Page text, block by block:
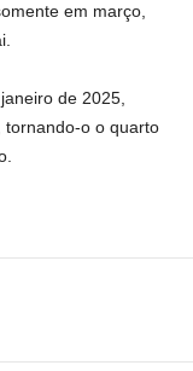
em março,
de 2025,
tornando-o o quarto